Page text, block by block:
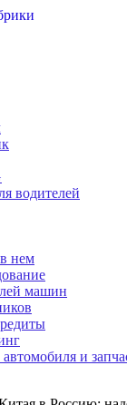
водителей
нем
машин
и